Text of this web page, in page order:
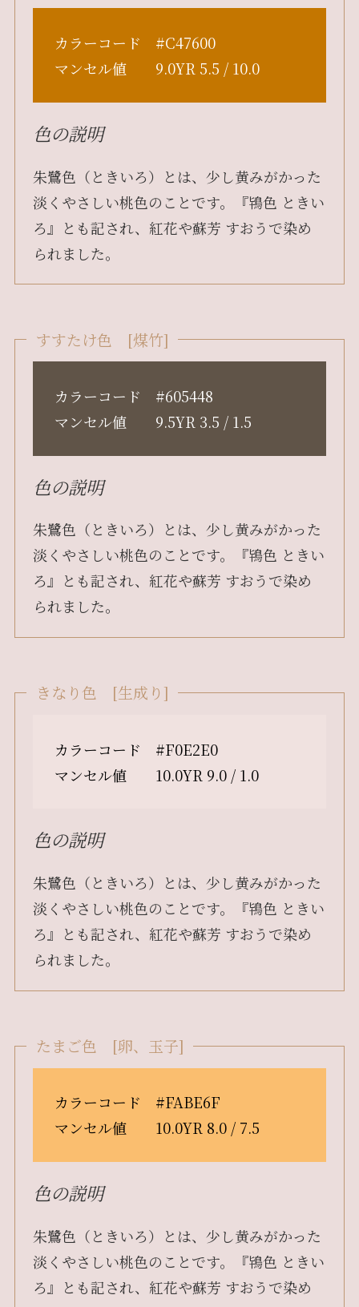
カラーコード #C47600
マンセル値 9.0YR 5.5 / 10.0
色の説明
朱鷺色（ときいろ）とは、少し黄みがかった
淡くやさしい桃色のことです。『鴇色 ときい
ろ』とも記され、紅花や蘇芳 すおうで染め
られました。
すすたけ色 [煤竹]
カラーコード #605448
マンセル値 9.5YR 3.5 / 1.5
色の説明
朱鷺色（ときいろ）とは、少し黄みがかった
淡くやさしい桃色のことです。『鴇色 ときい
ろ』とも記され、紅花や蘇芳 すおうで染め
られました。
きなり色 [生成り]
カラーコード #F0E2E0
マンセル値 10.0YR 9.0 / 1.0
色の説明
朱鷺色（ときいろ）とは、少し黄みがかった
淡くやさしい桃色のことです。『鴇色 ときい
ろ』とも記され、紅花や蘇芳 すおうで染め
られました。
たまご色 [卵、玉子]
カラーコード #FABE6F
マンセル値 10.0YR 8.0 / 7.5
色の説明
朱鷺色（ときいろ）とは、少し黄みがかった
淡くやさしい桃色のことです。『鴇色 ときい
ろ』とも記され、紅花や蘇芳 すおうで染め